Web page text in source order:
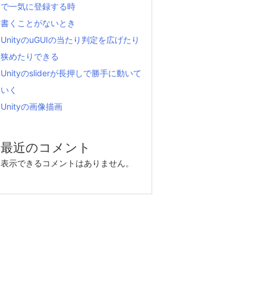
で一気に登録する時
書くことがないとき
UnityのuGUIの当たり判定を広げたり
狭めたりできる
Unityのsliderが長押しで勝手に動いて
いく
Unityの画像描画
最近のコメント
表示できるコメントはありません。